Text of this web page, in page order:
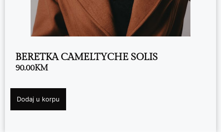
BERETKA CAMELTYCHE SOLIS
90.00KM
Dodaj u korpu